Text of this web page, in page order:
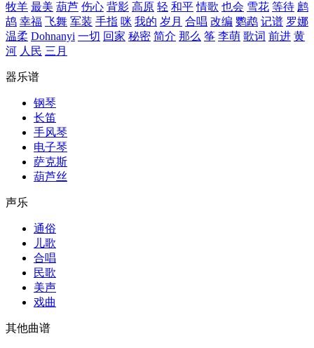
牧羊 最美 葫芦 伤心 背影 高原 轻 和平 情歌 也会 雪花 等待 鹧
鸪 幸福 飞舞 军装 手指 咪 我的 岁月 合唱 改编 鹦鹉 记谱 罗娜
温柔 Dohnanyi 一切 回家 秘密 简介 那么 筝 李萌 歌词 前进 黄
河 人民 三月
器乐谱
钢琴
长笛
手风琴
电子琴
萨克斯
葫芦丝
声乐
通俗
儿歌
合唱
民歌
美声
戏曲
其他曲谱